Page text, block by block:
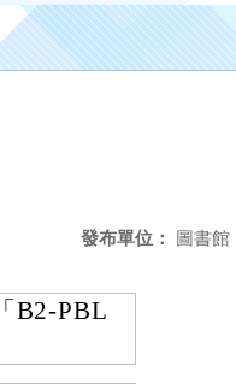
發布單位： 圖書館
B2-PBL